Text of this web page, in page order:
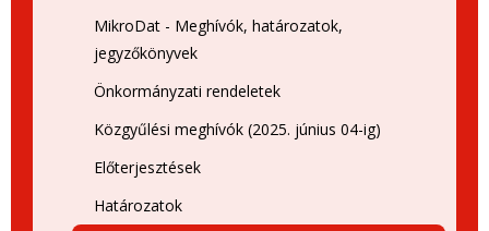
MikroDat - Meghívók, határozatok,
jegyzőkönyvek
Önkormányzati rendeletek
Közgyűlési meghívók (2025. június 04-ig)
Előterjesztések
Határozatok